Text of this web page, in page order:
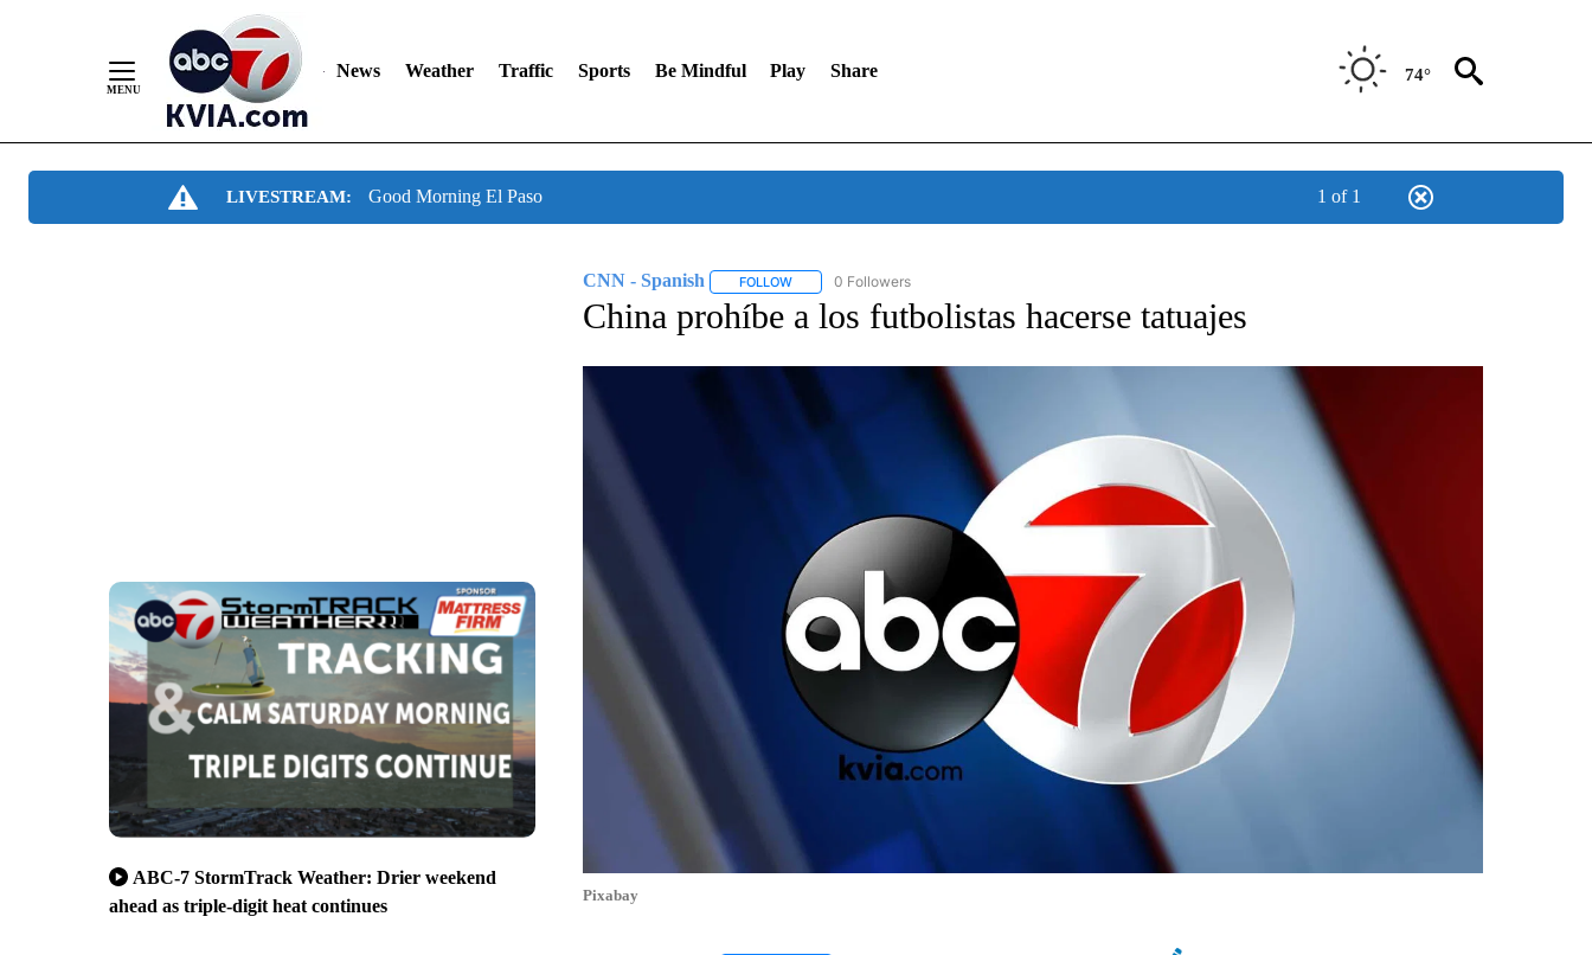
News Weather Traffic Sports Be Mindful Play Share 74°
LIVESTREAM: Good Morning El Paso 1 of 1
ABC-7 StormTrack Weather: Drier weekend
ahead as triple-digit heat continues
CNN - Spanish FOLLOWFOLLOW "CNN - SPANISH" TO RECEIVE NOTIFICATIONS ABOUT NEW PAGES ON "CNN - SPANISH".
0 Followers
China prohíbe a los futbolistas hacerse tatuajes
Pixabay